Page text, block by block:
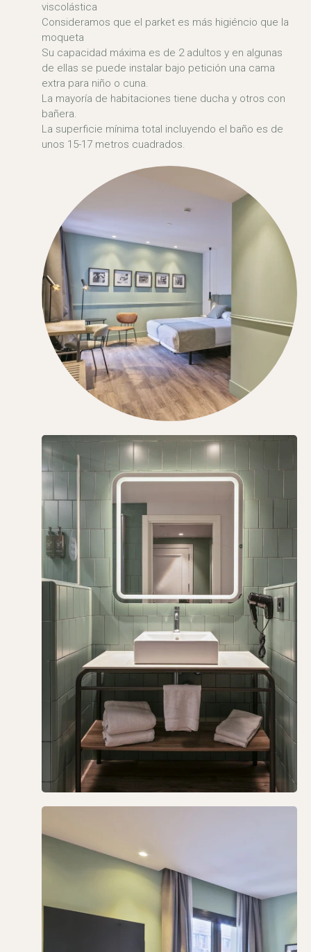
viscolástica
Consideramos que el parket es más higiéncio que la
moqueta
Su capacidad máxima es de 2 adultos y en algunas
de ellas se puede instalar bajo petición una cama
extra para niño o cuna.
La mayoría de habitaciones tiene ducha y otros con
bañera.
La superficie mínima total incluyendo el baño es de
unos 15-17 metros cuadrados.